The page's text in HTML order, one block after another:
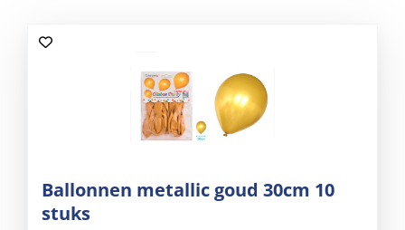
Ballonnen metallic goud 30cm 10
stuks